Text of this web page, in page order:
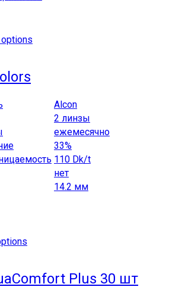
Alcon
2 линзы
ежемесячно
33%
110 Dk/t
нет
14.2 мм
Plus 30 шт